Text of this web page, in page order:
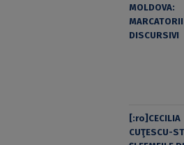
MOLDOVA:
MARCATORII
DISCURSIVI
[:ro]CECILIA
CUŢESCU-